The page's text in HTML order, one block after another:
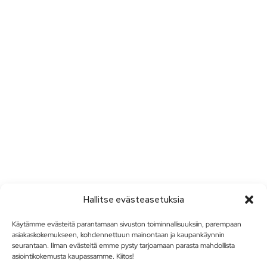
Hallitse evästeasetuksia
Käytämme evästeitä parantamaan sivuston toiminnallisuuksiin, parempaan
asiakaskokemukseen, kohdennettuun mainontaan ja kaupankäynnin
seurantaan. Ilman evästeitä emme pysty tarjoamaan parasta mahdollista
asiointikokemusta kaupassamme. Kiitos!